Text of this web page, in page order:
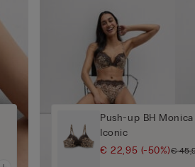
Push-up BH
Iconic
€ 22,95 (-50%)€